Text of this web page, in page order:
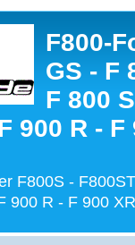
F800-
GS - F
F 800
900 R - F
F800S -
900 R - F 900